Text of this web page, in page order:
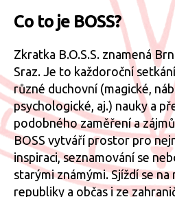
Co to je BOSS?
Zkratka B.O.S.S. znamená
Sraz. Je to každoroční
různé duchovní (magické,
psychologické, aj.) nauky a
podobného zaměření a
BOSS vytváří prostor pro
inspiraci, seznamování se
starými známými. Sjíždí se na
republiky a občas i ze